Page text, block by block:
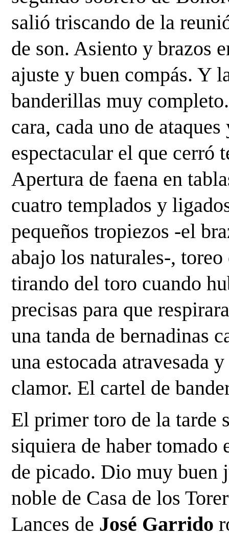
salió triscando de la
de son. Asiento y brazos
ajuste y buen compás. Y
banderillas muy
cara, cada uno de
espectacular el que cerró
Apertura de faena en
cuatro templados y
pequeños tropiezos -el
abajo los naturales-,
tirando del toro cuando
precisas para que
una tanda de bernadinas
una estocada atravesada
clamor. El cartel de
El primer toro de la tarde
siquiera de haber tomado
de picado. Dio muy buen
noble de Casa de los
Lances de José Garrido